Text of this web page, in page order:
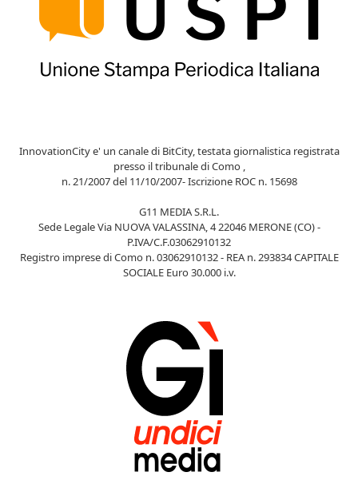
InnovationCity e' un canale di BitCity, testata giornalistica registrata
presso il tribunale di Como ,
n. 21/2007 del 11/10/2007- Iscrizione ROC n. 15698
G11 MEDIA S.R.L.
Sede Legale Via NUOVA VALASSINA, 4 22046 MERONE (CO) -
P.IVA/C.F.03062910132
Registro imprese di Como n. 03062910132 - REA n. 293834 CAPITALE
SOCIALE Euro 30.000 i.v.